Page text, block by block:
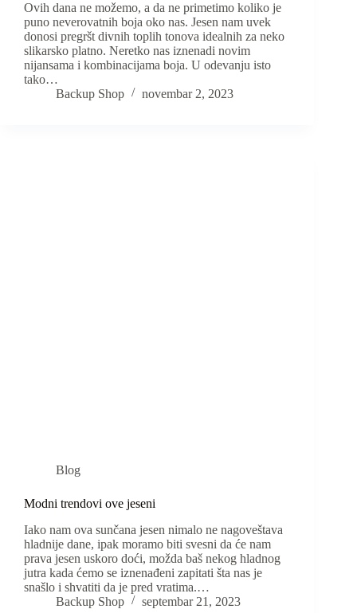
Ovih dana ne možemo, a da ne primetimo koliko je
puno neverovatnih boja oko nas. Jesen nam uvek
donosi pregršt divnih toplih tonova idealnih za neko
slikarsko platno. Neretko nas iznenadi novim
nijansama i kombinacijama boja. U odevanju isto
tako…
Backup Shop
novembar 2, 2023
Blog
Modni trendovi ove jeseni
Iako nam ova sunčana jesen nimalo ne nagoveštava
hladnije dane, ipak moramo biti svesni da će nam
prava jesen uskoro doći, možda baš nekog hladnog
jutra kada ćemo se iznenađeni zapitati šta nas je
snašlo i shvatiti da je pred vratima.…
Backup Shop
septembar 21, 2023